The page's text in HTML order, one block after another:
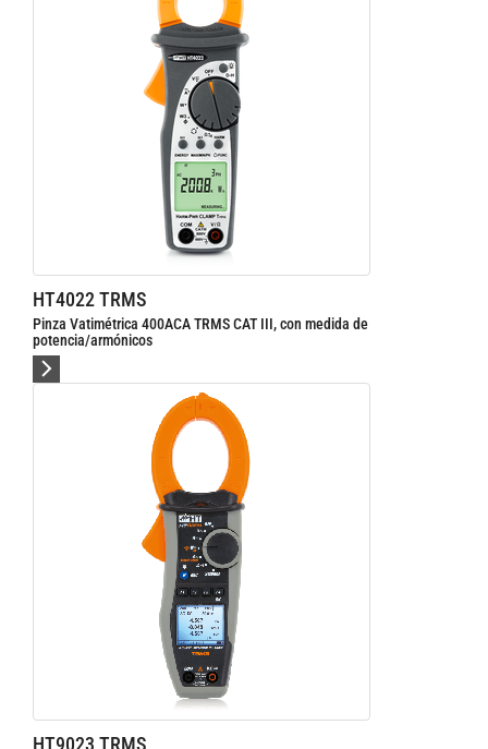
HT4022 TRMS
Pinza Vatimétrica 400ACA TRMS CAT III, con medida de
potencia/armónicos